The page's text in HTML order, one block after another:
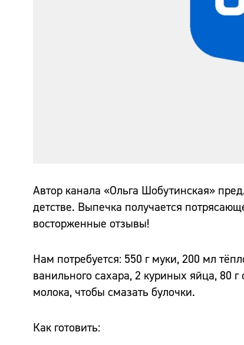
Автор канала «Ольга Шобутинская»
детстве. Выпечка получается
восторженные отзывы!
Нам потребуется: 550 г муки, 200 мл
ванильного сахара, 2 куриных яйца, 80
молока, чтобы смазать булочки.
Как готовить: